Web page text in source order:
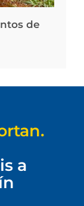
de
a